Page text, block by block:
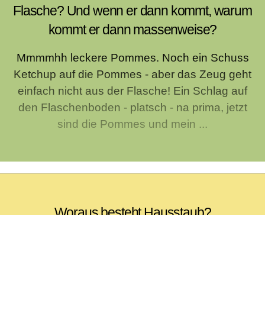
Flasche? Und wenn er dann kommt, warum
kommt er dann massenweise?
Mmmmhh leckere Pommes. Noch ein Schuss
Ketchup auf die Pommes - aber das Zeug geht
einfach nicht aus der Flasche! Ein Schlag auf
den Flaschenboden - platsch - na prima, jetzt
sind die Pommes und mein ...
Woraus besteht Hausstaub?